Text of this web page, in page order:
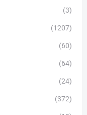
(3)
(1207)
(60)
(64)
(24)
(372)